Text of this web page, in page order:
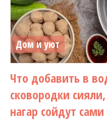
Дом и уют
Что добавить в
сковородки
нагар сойдут сами